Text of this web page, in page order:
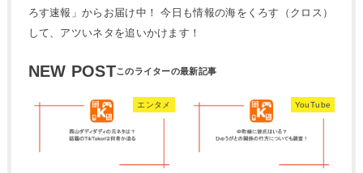
ろす速報」からお届け中！ 今日も情報の海をくろす（クロス）
して、アツいネタを追いかけます！
NEW POST
エンタメ YouTube